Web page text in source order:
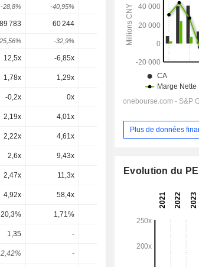
-28,8% -40,95% 70,31% -13,92%
89 783 60 244 82 569
-32,9% 64,73% -16,8%
12,5x -6,85x 11,2x
1,78x 1,29x 1,55x
-0,2x 0x 0x
2,19x 4,01x
2,22x 4,61x 9,59x 3,17x
2,6x 9,43x
2,47x 11,3x 24,7x 5,07x
4,92x 58,4x 7,55x
20,3% 1,71%
1,35 - 0,867
2,42% - 1,84%
Plus de données
Evolution du